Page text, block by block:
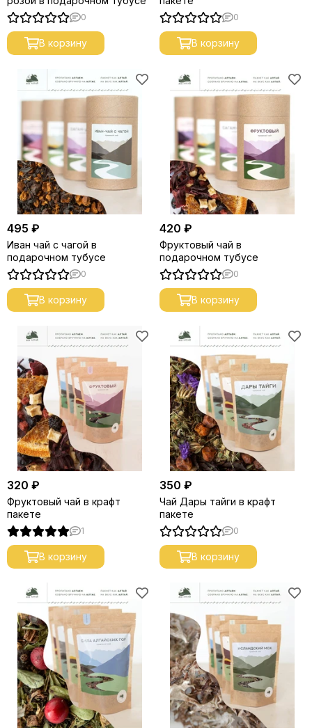
0
В корзину
0
В корзину
495 ₽
Иван чай с чагой в
подарочном тубусе
0
В корзину
420 ₽
Фруктовый чай в
подарочном тубусе
0
В корзину
320 ₽
Фруктовый чай в крафт
пакете
1
В корзину
350 ₽
Чай Дары тайги в крафт
пакете
0
В корзину